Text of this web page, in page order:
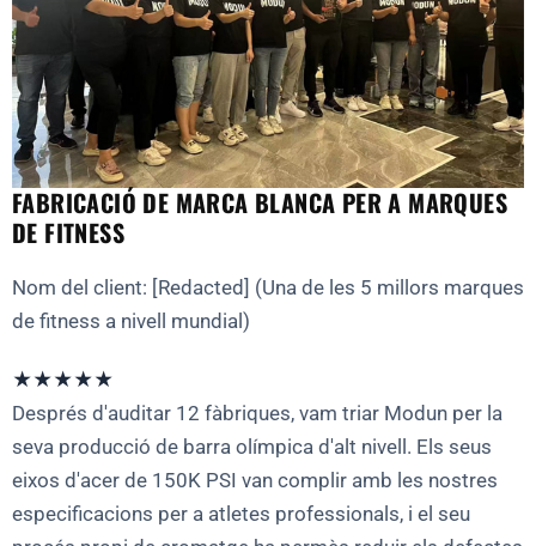
FABRICACIÓ DE MARCA BLANCA PER A MARQUES
DE FITNESS
Nom del client: [Redacted] (Una de les 5 millors marques
de fitness a nivell mundial)
★★★★★
Després d'auditar 12 fàbriques, vam triar Modun per la
seva producció de barra olímpica d'alt nivell. Els seus
eixos d'acer de 150K PSI van complir amb les nostres
especificacions per a atletes professionals, i el seu